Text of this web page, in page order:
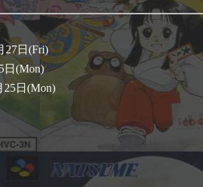
27日(Fri)
日(Mon)
25日(Mon)